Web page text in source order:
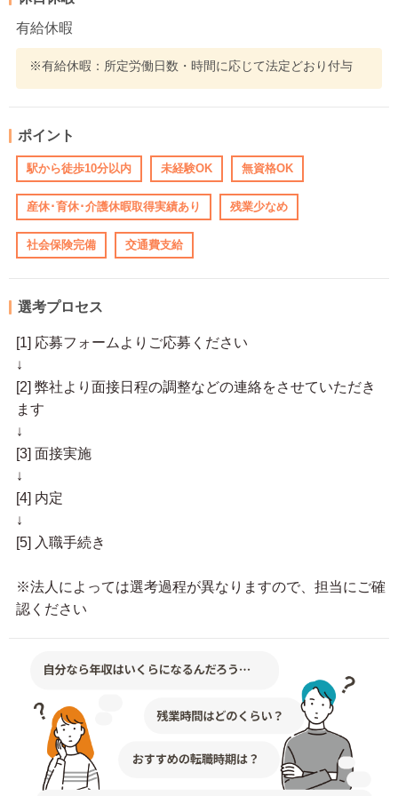
有給休暇
※有給休暇：所定労働日数・時間に応じて法定どおり付与
ポイント
駅から徒歩10分以内 未経験OK 無資格OK
産休･育休･介護休暇取得実績あり 残業少なめ
社会保険完備 交通費支給
選考プロセス
[1] 応募フォームよりご応募ください
↓
[2] 弊社より面接日程の調整などの連絡をさせていただき
ます
↓
[3] 面接実施
↓
[4] 内定
↓
[5] 入職手続き
※法人によっては選考過程が異なりますので、担当にご確
認ください